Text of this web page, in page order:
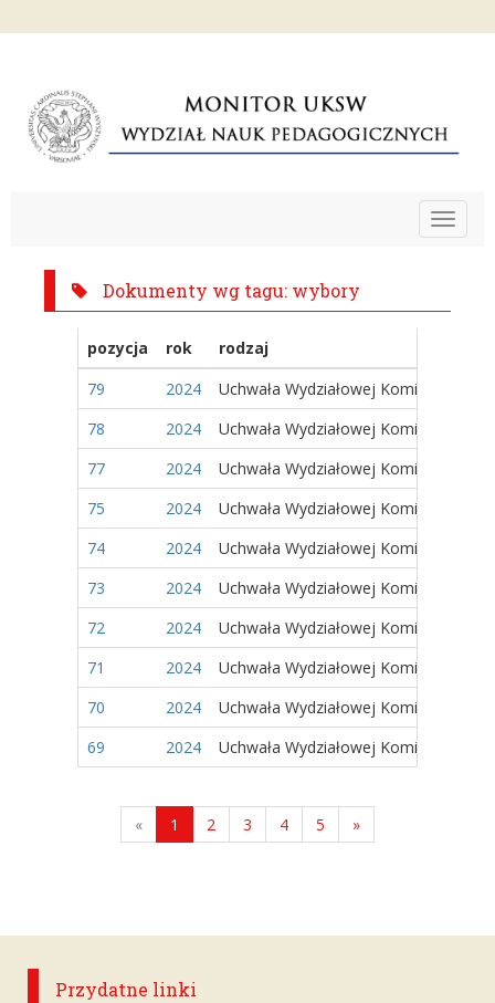
Toggle
Dokumenty wg tagu: wybory
pozycja rok
rodzaj
79
2024
Uchwała Wydziałowej Komisji
78
2024
Uchwała Wydziałowej Komisji
77
2024
Uchwała Wydziałowej Komisji
75
2024
Uchwała Wydziałowej Komisji
74
2024
Uchwała Wydziałowej Komisji
73
2024
Uchwała Wydziałowej Komisji
72
2024
Uchwała Wydziałowej Komisji
71
2024
Uchwała Wydziałowej Komisji
70
2024
Uchwała Wydziałowej Komisji
69
2024 Uchwała Wydziałowej Komisji
« 1 2 3 4 5 »
Przydatne linki